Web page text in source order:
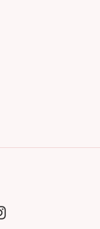
Instagram